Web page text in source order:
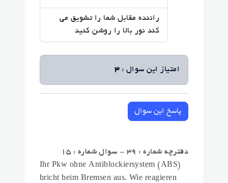
راننده مقابل شما را تشویق می
کند نور بالا را روشن کنید
امتیاز این سوال :3
پاسخ این سوال
دفترچه شماره : 39 - سوال شماره : 15
Ihr Pkw ohne Antiblockiersystem (ABS)
bricht beim Bremsen aus. Wie reagieren